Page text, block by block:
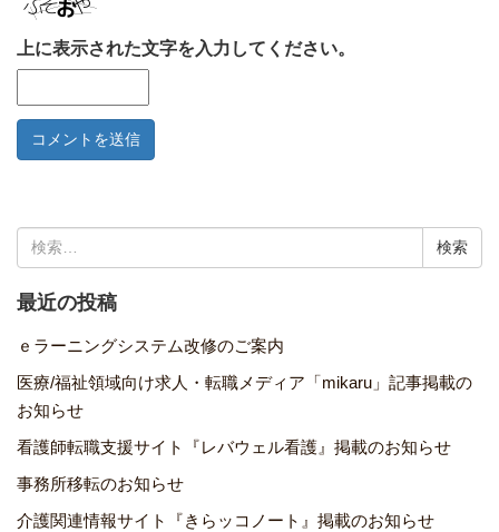
上に表示された文字を入力してください。
索:
最近の投稿
ｅラーニングシステム改修のご案内
医療/福祉領域向け求人・転職メディア「mikaru」記事掲載の
お知らせ
看護師転職支援サイト『レバウェル看護』掲載のお知らせ
事務所移転のお知らせ
介護関連情報サイト『きらッコノート』掲載のお知らせ